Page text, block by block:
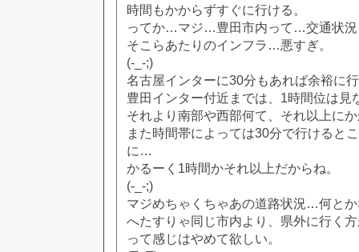
時間もかからずすぐに行ける。
ってか…マジ…豊田市内って…交通状況
そこらあたりのインフラ…悪すぎ。
(-_-;)
名古屋インターに30分もあれば余裕に
豊田インター付近までは、1時間位は見
それより南部や西部何て、それ以上に
また時間帯によっては30分で行けると
に…
かるーく1時間かそれ以上だからね。
(-_-;)
マジめちゃくちゃあの道路状況…何と
へたすりゃ同じ市内より、県外に行く
って感じはやめて欲しい。